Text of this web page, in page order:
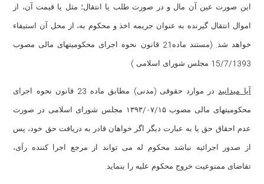
این صورت عین آن مال و در صورت طلب یا انتقال؛ مثل یا قیمت آن، از
اموال انتقال گیرنده به عنوان جریمه اخذ و محکوم به، از محل آن استیفاء
خواهد شد . (مستند ماده 21 قانون نحوه اجرای محکومیتهای مالی مصوب
15/7/1393 مجلس شورای اسلامی)
آیا میدانیددر موارد حقوقی(مدنی) مطابق ماده 23 قانون نحوه اجرای
محکومیتهای مالی مصوب ۱۳۹۳ / ۰۷/ ۱۵ مجلس شورای اسلامی در صورت
عدم احقاق حق یا به عبارت دیگر اگر خواهان قادر به دریافت حق خود، پس
از صدور اجرائیه نباشد محکوم له می تواند از مرجع اجرا کننده راَی،
تقاضای ممنوعیت خروج محکوم علیه را بنماید.